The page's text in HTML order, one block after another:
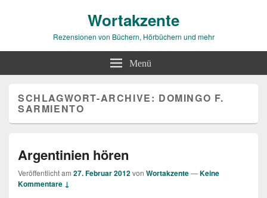
Wortakzente
Rezensionen von Büchern, Hörbüchern und mehr
Menü
SCHLAGWORT-ARCHIVE: DOMINGO F.
SARMIENTO
Argentinien hören
Veröffentlicht am 27. Februar 2012von Wortakzente—Keine
Kommentare ↓